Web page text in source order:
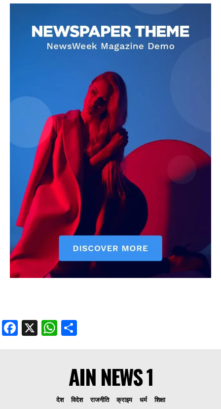
DOWNLOAD NOW
AIN NEWS 1
Contact Us
About Us
Privacy Policy
Terms of Use Agreement
Facebook
X WhatsApp
Share
Facebook
X WhatsApp
AIN NEWS 1
देश विदेश राजनीति क्राइम धर्म शिक्षा